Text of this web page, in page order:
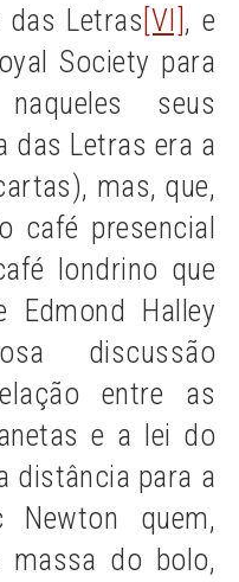
das Letras[VI], e
Society para
seus
das Letras era a
mas, que,
café presencial
londrino que
Edmond Halley
discussão
entre as
e a lei do
distância para a
Newton quem,
do bolo,